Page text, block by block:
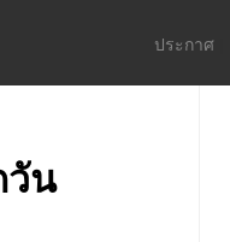
ประกาศ
วัน